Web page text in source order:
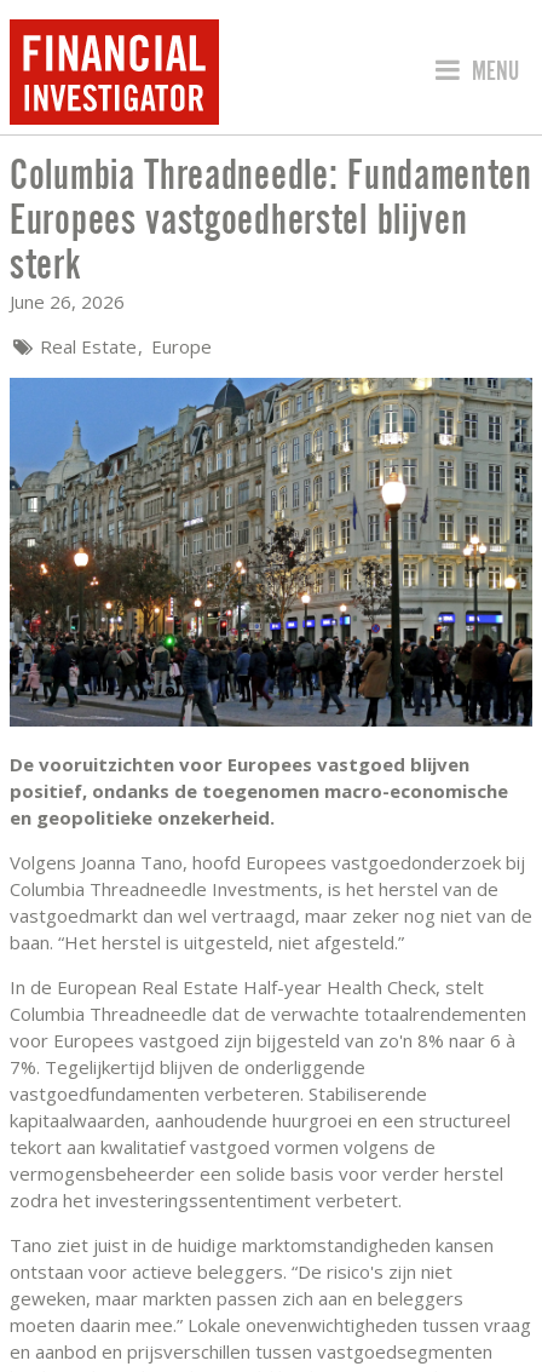
JUMP
MENU
COLUMBIA THREADNEEDLE:
Columbia Threadneedle: Fundamenten
Europees vastgoedherstel blijven
sterk
June 26, 2026
Real Estate Europe
De vooruitzichten voor Europees vastgoed blijven
positief, ondanks de toegenomen macro-economische
en geopolitieke onzekerheid.
Volgens Joanna Tano, hoofd Europees vastgoedonderzoek bij
Columbia Threadneedle Investments, is het herstel van de
vastgoedmarkt dan wel vertraagd, maar zeker nog niet van de
baan. “Het herstel is uitgesteld, niet afgesteld.”
In de European Real Estate Half-year Health Check, stelt
Columbia Threadneedle dat de verwachte totaalrendementen
voor Europees vastgoed zijn bijgesteld van zo'n 8% naar 6 à
7%. Tegelijkertijd blijven de onderliggende
vastgoedfundamenten verbeteren. Stabiliserende
kapitaalwaarden, aanhoudende huurgroei en een structureel
tekort aan kwalitatief vastgoed vormen volgens de
vermogensbeheerder een solide basis voor verder herstel
zodra het investeringssententiment verbetert.
Tano ziet juist in de huidige marktomstandigheden kansen
ontstaan voor actieve beleggers. “De risico's zijn niet
geweken, maar markten passen zich aan en beleggers
moeten daarin mee.” Lokale onevenwichtigheden tussen vraag
en aanbod en prijsverschillen tussen vastgoedsegmenten